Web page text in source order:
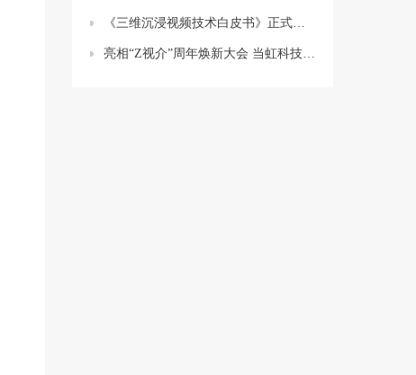
《三维沉浸视频技术白皮书》正式发布！这项技术到底有多「沉浸」？
亮相“Z视介”周年焕新大会 当虹科技加快推进视听上车